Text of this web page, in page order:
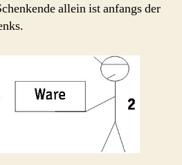
allein ist anfangs der